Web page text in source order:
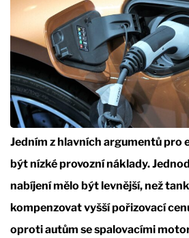
Jedním z hlavních argumentů
být nízké provozní náklady.
nabíjení mělo být levnější, než
kompenzovat vyšší pořizovací
oproti autům se spalovacími